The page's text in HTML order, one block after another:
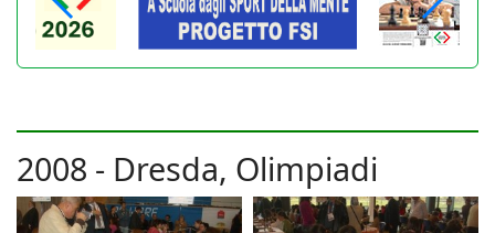
2008 - Dresda, Olimpiadi